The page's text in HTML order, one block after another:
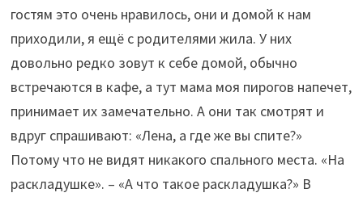
гостям это очень нравилось, они и домой к нам
приходили, я ещё с родителями жила. У них
довольно редко зовут к себе домой, обычно
встречаются в кафе, а тут мама моя пирогов напечет,
принимает их замечательно. А они так смотрят и
вдруг спрашивают: «Лена, а где же вы спите?»
Потому что не видят никакого спального места. «На
раскладушке». – «А что такое раскладушка?» В